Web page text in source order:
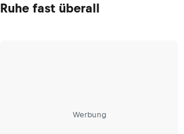
Ruhe fast überall
Werbung